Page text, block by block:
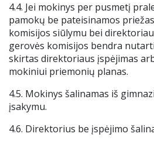
4.4. Jei mokinys per pusmetį
pamokų be pateisinamos
komisijos siūlymu bei
gerovės komisijos bendra
skirtas direktoriaus įspėjimas
mokiniui priemonių planas.
4.5. Mokinys šalinamas iš
įsakymu.
4.6. Direktorius be įspėjimo